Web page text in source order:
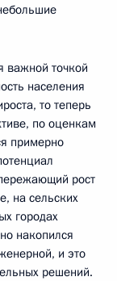
важной точкой
населения
то теперь
по оценкам
примерно
рост
на сельских
городах
накопился
и это
решений.